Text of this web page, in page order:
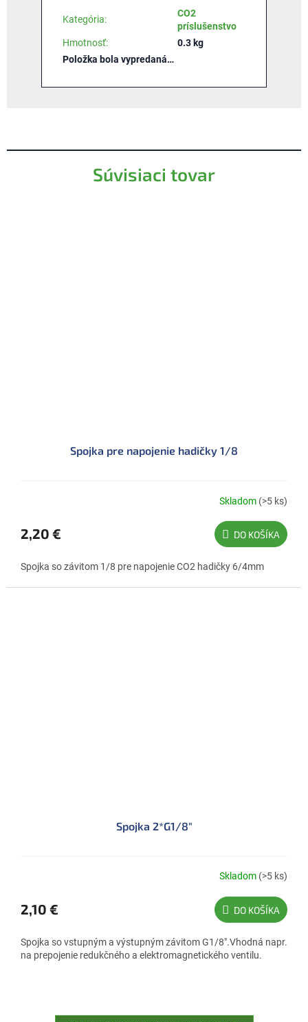
Súvisiaci tovar
Spojka pre napojenie hadičky 1/8
Skladom (>5 ks)
2,20 € DO KOŠÍKA
Spojka so závitom 1/8 pre napojenie CO2 hadičky 6/4mm
Spojka 2*G1/8"
Skladom (>5 ks)
2,10 € DO KOŠÍKA
Spojka so vstupným a výstupným závitom G1/8".Vhodná napr.
na prepojenie redukčného a elektromagnetického ventilu.
Kategória:
CO2
príslušenstvo
Hmotnosť:
0.3 kg
Položka bola vypredaná…